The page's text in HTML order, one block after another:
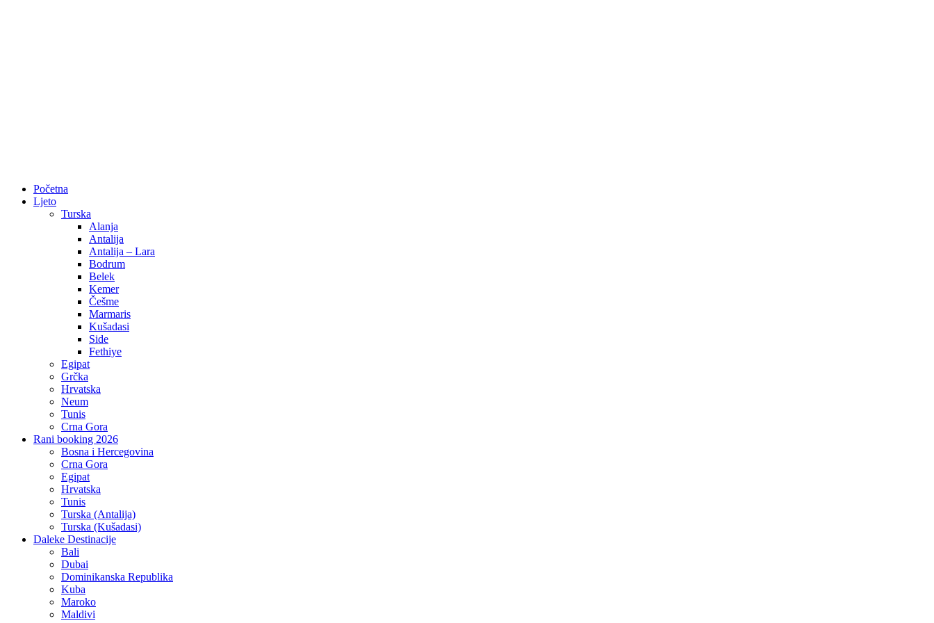
Početna
Ljeto
Turska
Alanja
Antalija
Antalija – Lara
Bodrum
Belek
Kemer
Češme
Marmaris
Kušadasi
Side
Fethiye
Egipat
Grčka
Hrvatska
Neum
Tunis
Crna Gora
Rani booking 2026
Bosna i Hercegovina
Crna Gora
Egipat
Hrvatska
Tunis
Turska (Antalija)
Turska (Kušadasi)
Daleke Destinacije
Bali
Dubai
Dominikanska Republika
Kuba
Maroko
Maldivi